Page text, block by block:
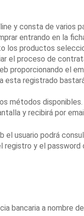
y consta de varios
entrando en la
los productos
el proceso de
proporcionando el
esta registrado
métodos disponibles.
y recibirá por
el usuario podrá
y el password
bancaria a nombre